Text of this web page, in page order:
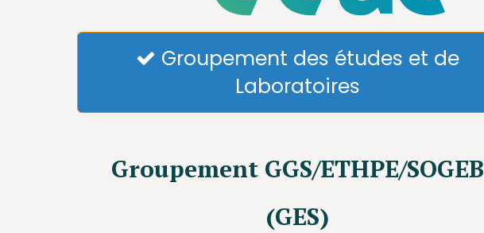
 Groupement des études et de
Laboratoires
Groupement GGS/ETHPE/SOGEB
(GES)